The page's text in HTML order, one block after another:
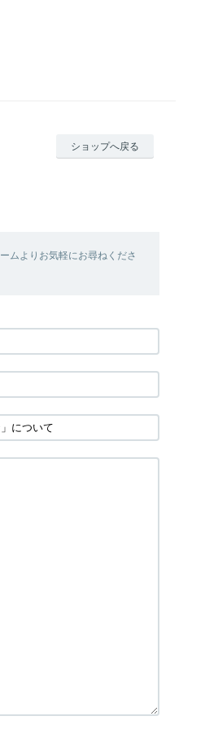
ショップへ戻る
ムよりお気軽にお尋ねくださ